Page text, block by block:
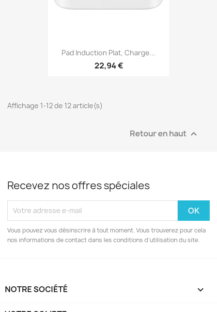
Pad Induction Plat, Charge...
22,94 €
Affichage 1-12 de 12 article(s)
Retour en haut 
Recevez nos offres spéciales
Vous pouvez vous désinscrire à tout moment. Vous trouverez pour cela
nos informations de contact dans les conditions d'utilisation du site.
NOTRE SOCIÉTÉ 